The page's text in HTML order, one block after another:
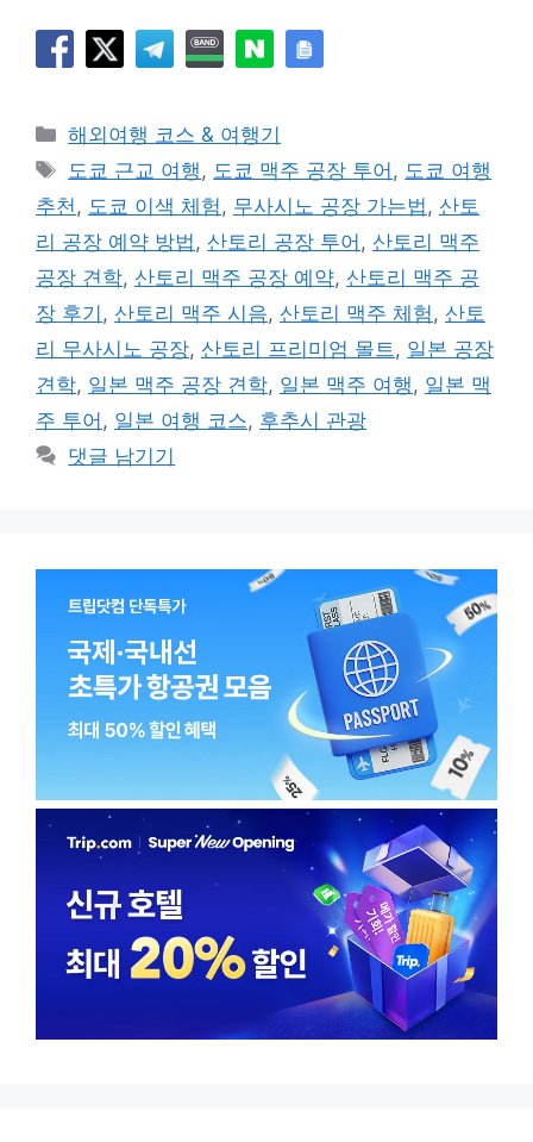
카
테
리
해외여행 코스 & 여행기
태
그
도쿄 근교 여행, 도쿄 맥주 공장 투어 , 도쿄 여행
추천, 도쿄 이색 체험, 무사시노 공장 가는법, 산토
리 공장 예약 방법, 산토리 공장 투어 , 산토리 맥주
공장 견학, 산토리 맥주 공장 예약, 산토리 맥주 공
장 후기 , 산토리 맥주 시음, 산토리 맥주 체험, 산토
리 무사시노 공장, 산토리 프리미엄 몰트, 일본 공장
견학, 일본 맥주 공장 견학, 일본 맥주 여행, 일본 맥
주 투어 , 일본 여행 코스, 후추시 관광
댓글 남기기